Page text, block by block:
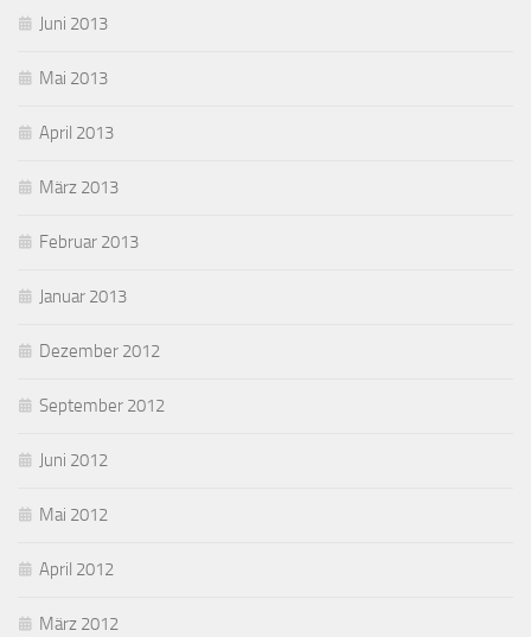
Juni 2013
Mai 2013
April 2013
März 2013
Februar 2013
Januar 2013
Dezember 2012
September 2012
Juni 2012
Mai 2012
April 2012
März 2012